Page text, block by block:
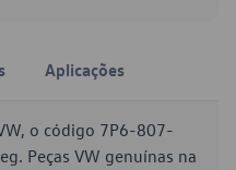
Aplicações
o código 7P6-807-
Peças VW genuínas na